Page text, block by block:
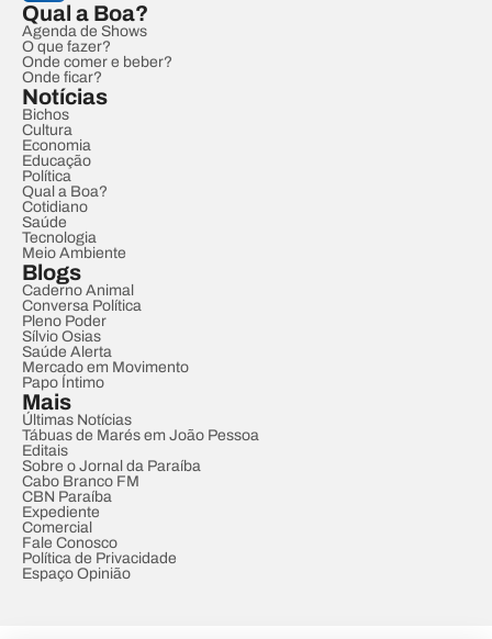
Qual a Boa?
Agenda de Shows
O que fazer?
Onde comer e beber?
Onde ficar?
Notícias
Bichos
Cultura
Economia
Educação
Política
Qual a Boa?
Cotidiano
Saúde
Tecnologia
Meio Ambiente
Blogs
Caderno Animal
Conversa Política
Pleno Poder
Sílvio Osias
Saúde Alerta
Mercado em Movimento
Papo Íntimo
Mais
Últimas Notícias
Tábuas de Marés em João Pessoa
Editais
Sobre o Jornal da Paraíba
Cabo Branco FM
CBN Paraíba
Expediente
Comercial
Fale Conosco
Política de Privacidade
Espaço Opinião